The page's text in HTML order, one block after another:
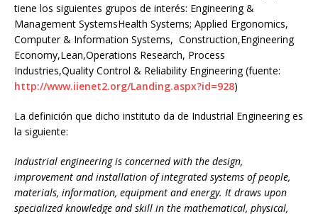
tiene los siguientes grupos de interés: Engineering &
Management SystemsHealth Systems; Applied Ergonomics,
Computer & Information Systems, Construction,Engineering
Economy,Lean,Operations Research, Process
Industries,Quality Control & Reliability Engineering (fuente:
http://www.iienet2.org/Landing.aspx?id=928)
La definición que dicho instituto da de Industrial Engineering es
la siguiente:
Industrial engineering is concerned with the design,
improvement and installation of integrated systems of people,
materials, information, equipment and energy. It draws upon
specialized knowledge and skill in the mathematical, physical,